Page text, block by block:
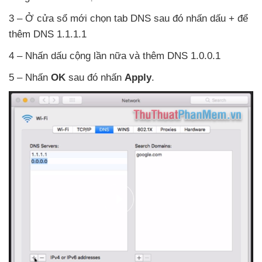
3 – Ở cửa sổ mới chọn tab DNS sau đó nhấn dấu + để
thêm DNS 1.1.1.1
4 – Nhấn dấu cộng lần nữa và thêm DNS 1.0.0.1
5 – Nhấn OK sau đó nhấn Apply.